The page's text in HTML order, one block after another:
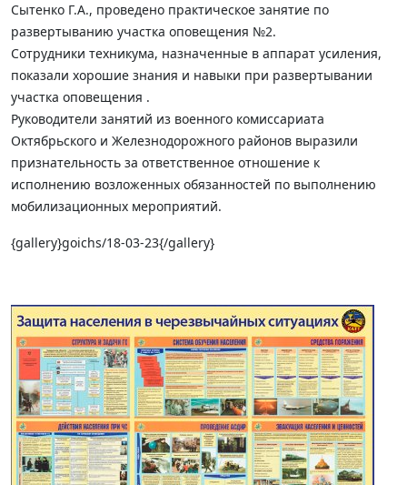
Сытенко Г.А., проведено практическое занятие по
развертыванию участка оповещения №2.
Сотрудники техникума, назначенные в аппарат усиления,
показали хорошие знания и навыки при развертывании
участка оповещения .
Руководители занятий из военного комиссариата
Октябрьского и Железнодорожного районов выразили
признательность за ответственное отношение к
исполнению возложенных обязанностей по выполнению
мобилизационных мероприятий.
{gallery}goichs/18-03-23{/gallery}